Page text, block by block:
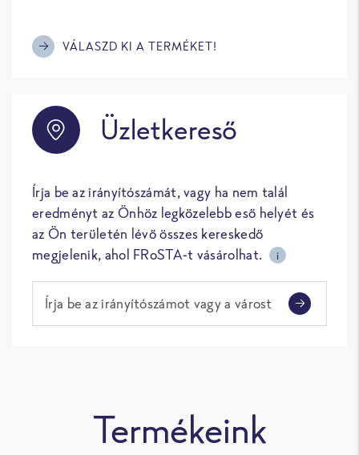
VÁLASZD KI A TERMÉKET!
Üzletkereső
Írja be az irányítószámát, vagy ha nem talál
eredményt az Önhöz legközelebb eső helyét és
az Ön területén lévő összes kereskedő
megjelenik, ahol FRoSTA-t vásárolhat.
i
Írja be az irányítószámot vagy a várost
Termékeink